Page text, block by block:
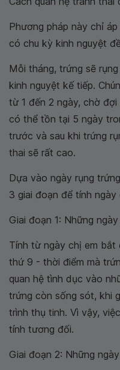
Phương pháp này chỉ
có chu kỳ kinh nguyệt
Mỗi tháng, trứng sẽ
kinh nguyệt kế tiếp.
từ 1 đến 2 ngày, chờ
có thể tồn tại 5 ngày
trước và sau khi trứng
thai sẽ rất cao.
Dựa vào ngày rụng
3 giai đoạn để tính ngày
Giai đoạn 1: Những
Tính từ ngày chị em bắt
thứ 9 - thời điểm mà
quan hệ tình dục vào
trứng còn sống sót, khi
trình thụ tinh. Vì vậy,
tính tương đối.
Giai đoạn 2: Những